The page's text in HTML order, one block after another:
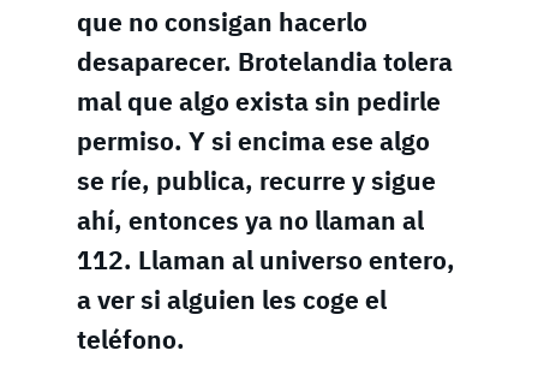
que no consigan hacerlo
desaparecer. Brotelandia tolera
mal que algo exista sin pedirle
permiso. Y si encima ese algo
se ríe, publica, recurre y sigue
ahí, entonces ya no llaman al
112. Llaman al universo entero,
a ver si alguien les coge el
teléfono.